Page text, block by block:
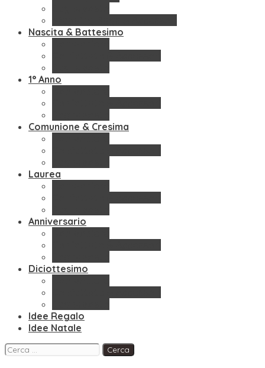
Nascita & Battesimo
1° Anno
Comunione & Cresima
Laurea
Anniversario
Diciottesimo
Idee Regalo
Idee Natale
Facebook
Instagram
Pinterest
Ricerca